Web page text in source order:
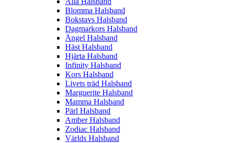
Blomma Halsband
Bokstavs Halsband
Dagmarkors Halsband
Ängel Halsband
Häst Halsband
Hjärta Halsband
Infinity Halsband
Kors Halsband
Livets träd Halsband
Marguerite Halsband
Mamma Halsband
Pärl Halsband
Amber Halsband
Zodiac Halsband
Världs Halsband